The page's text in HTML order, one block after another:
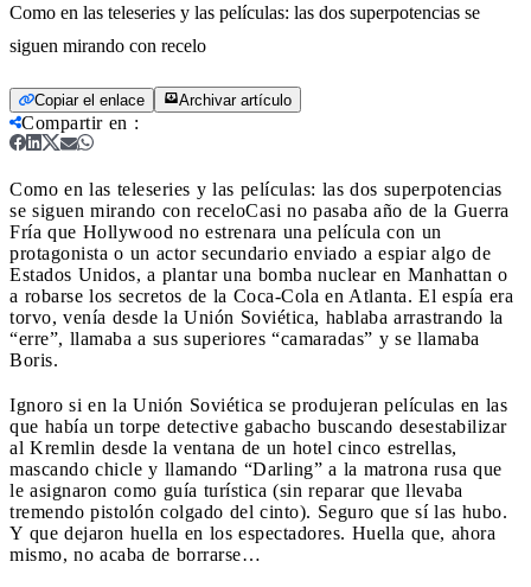
Como en las teleseries y las películas: las dos superpotencias se
siguen mirando con recelo
Copiar el enlace Archivar artículo
Compartir en :
Como en las teleseries y las películas: las dos superpotencias
se siguen mirando con receloCasi no pasaba año de la Guerra
Fría que Hollywood no estrenara una película con un
protagonista o un actor secundario enviado a espiar algo de
Estados Unidos, a plantar una bomba nuclear en Manhattan o
a robarse los secretos de la Coca-Cola en Atlanta. El espía era
torvo, venía desde la Unión Soviética, hablaba arrastrando la
“erre”, llamaba a sus superiores “camaradas” y se llamaba
Boris.
Ignoro si en la Unión Soviética se produjeran películas en las
que había un torpe detective gabacho buscando desestabilizar
al Kremlin desde la ventana de un hotel cinco estrellas,
mascando chicle y llamando “Darling” a la matrona rusa que
le asignaron como guía turística (sin reparar que llevaba
tremendo pistolón colgado del cinto). Seguro que sí las hubo.
Y que dejaron huella en los espectadores. Huella que, ahora
mismo, no acaba de borrarse…